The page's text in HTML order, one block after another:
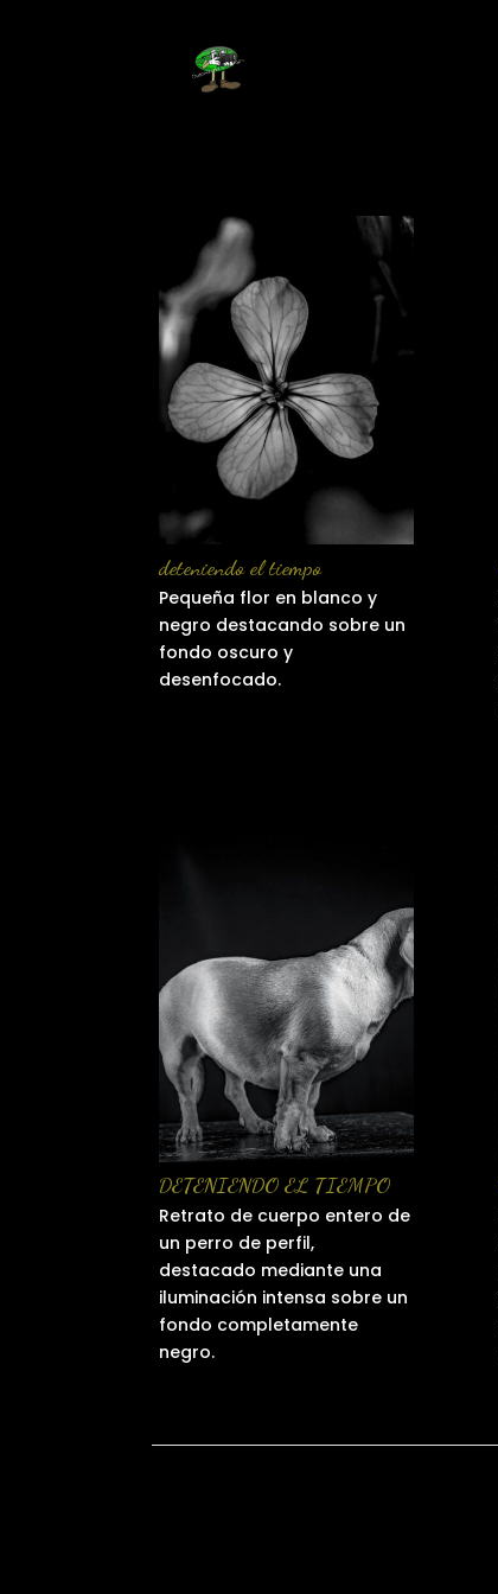
deteniendo el tiempo
Pequeña flor en blanco y
negro destacando sobre un
fondo oscuro y
desenfocado.
DETENIENDO EL TIEMPO
Retrato de cuerpo entero de
un perro de perfil,
destacado mediante una
iluminación intensa sobre un
fondo completamente
negro.